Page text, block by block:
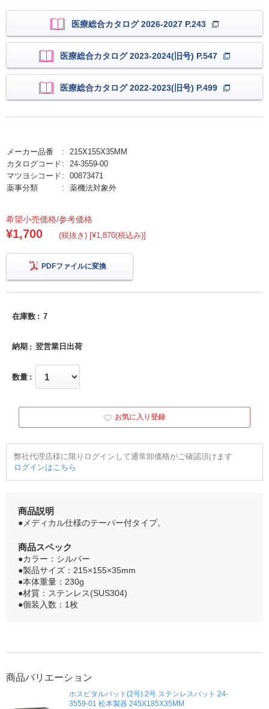
医療総合カタログ 2026-2027 P.243
医療総合カタログ 2023-2024(旧号) P.547
医療総合カタログ 2022-2023(旧号) P.499
メーカー品番
215X155X35MM
カタログコード
24-3559-00
マツヨシコード
00873471
薬事分類
薬機法対象外
希望小売価格/参考価格
¥1,700 (税抜き) [¥1,870(税込み)]
PDFファイルに変換
在庫数 7
納期 翌営業日出荷
数量
お気に入り登録
弊社代理店様に限りログインして通常卸価格がご確認頂けます
ログインはこちら
商品説明
●メディカル仕様のテーパー付タイプ。
商品スペック
●カラー：シルバー
●製品サイズ：215×155×35mm
●本体重量：230g
●材質：ステンレス(SUS304)
●個装入数：1枚
商品バリエーション
ホスピタルバット(2号) 2号 ステンレスバット 24-
3559-01 松本製器 245X185X35MM